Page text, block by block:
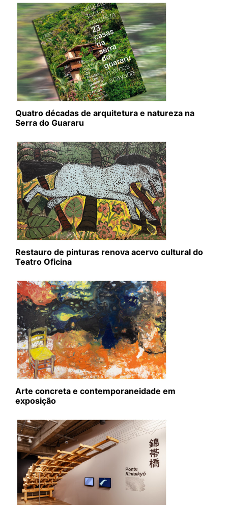
Quatro décadas de arquitetura e natureza na
Serra do Guararu
Restauro de pinturas renova acervo cultural do
Teatro Oficina
Arte concreta e contemporaneidade em
exposição